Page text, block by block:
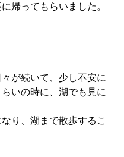
帰ってもらいました。
が続いて、少し不安に
いの時に、湖でも見に
り、湖まで散歩するこ